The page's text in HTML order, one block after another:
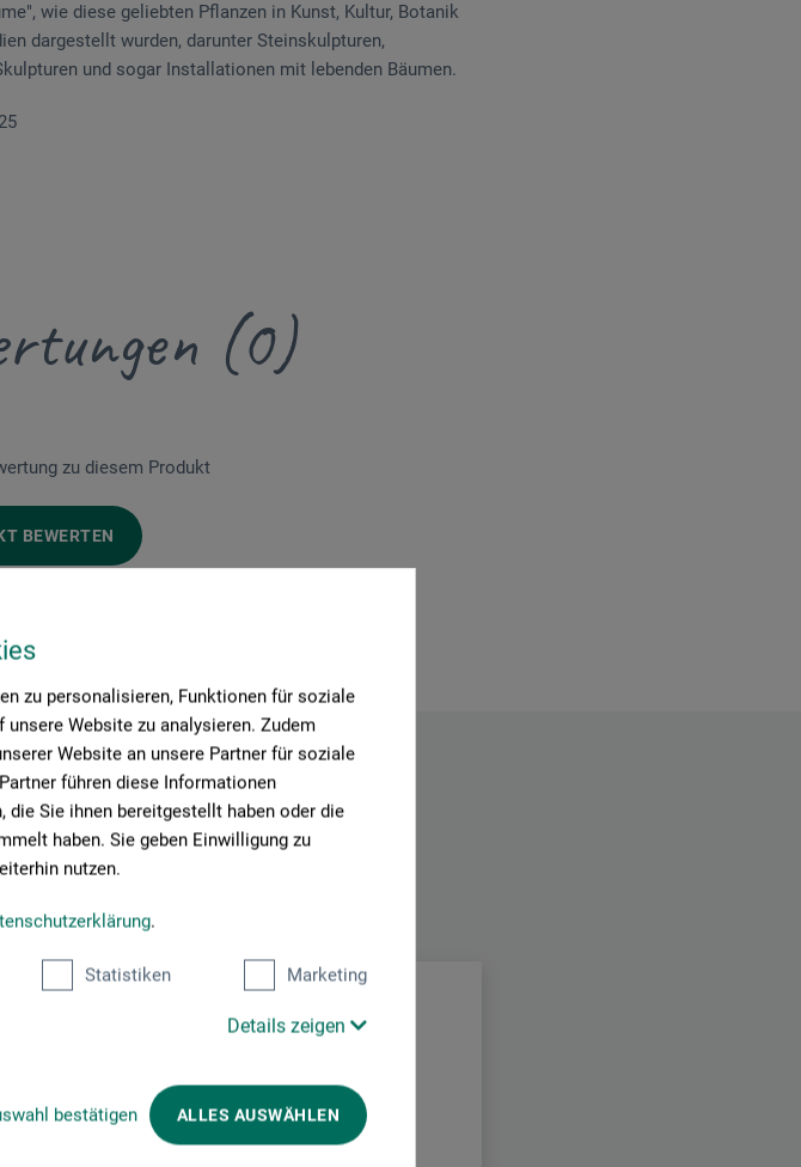
zu personalisieren, Funktionen für soziale
Website zu analysieren. Zudem
Website an unsere Partner für soziale
führen diese Informationen
Sie ihnen bereitgestellt haben oder die
haben. Sie geben Einwilligung zu
nutzen.
.
Statistiken Marketing
Details zeigen
bestätigen ALLES AUSWÄHLEN
wie diese geliebten Pflanzen in Kunst, Kultur, Botanik
dargestellt wurden, darunter Steinskulpturen,
und sogar Installationen mit lebenden Bäumen.
(0)
zu diesem Produkt
BEWERTEN
Kontakt
Herstellers zu diesem Produkt.